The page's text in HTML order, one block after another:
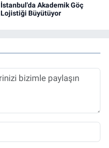
İstanbul'da Akademik Göç
Lojistiği Büyütüyor